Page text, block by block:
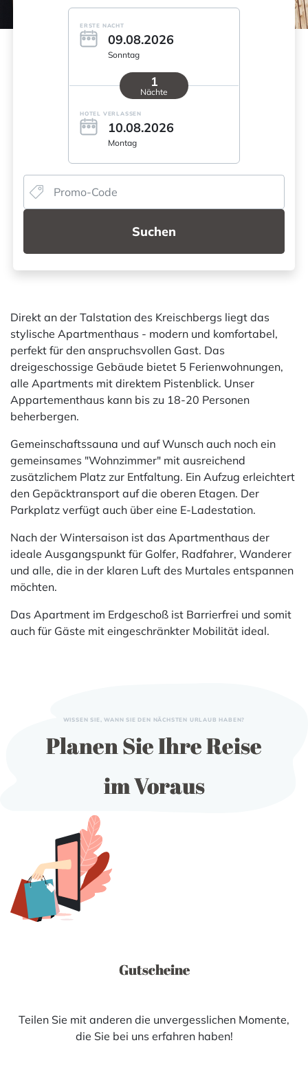
ERSTE NACHT
09.08.2026
Sonntag
1
Nächte
HOTEL VERLASSEN
10.08.2026
Montag
Suchen
Direkt an der Talstation des Kreischbergs liegt das
stylische Apartmenthaus - modern und komfortabel,
perfekt für den anspruchsvollen Gast. Das
dreigeschossige Gebäude bietet 5 Ferienwohnungen,
alle Apartments mit direktem Pistenblick. Unser
Appartementhaus kann bis zu 18-20 Personen
beherbergen.
Gemeinschaftssauna und auf Wunsch auch noch ein
gemeinsames "Wohnzimmer" mit ausreichend
zusätzlichem Platz zur Entfaltung. Ein Aufzug erleichtert
den Gepäcktransport auf die oberen Etagen. Der
Parkplatz verfügt auch über eine E-Ladestation.
Nach der Wintersaison ist das Apartmenthaus der
ideale Ausgangspunkt für Golfer, Radfahrer, Wanderer
und alle, die in der klaren Luft des Murtales entspannen
möchten.
Das Apartment im Erdgeschoß ist Barrierfrei und somit
auch für Gäste mit eingeschränkter Mobilität ideal.
WISSEN SIE, WANN SIE DEN NÄCHSTEN URLAUB HABEN?
Planen Sie Ihre Reise
im Voraus
Gutscheine
Teilen Sie mit anderen die unvergesslichen Momente,
die Sie bei uns erfahren haben!